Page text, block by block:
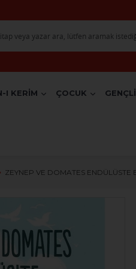
I KERİM ÇOCUK
ZEYNEP VE DOMATES ENDÜLÜSTE